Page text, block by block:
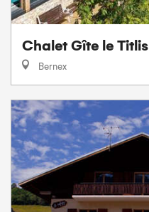
Chalet Gîte le Titlis
Bernex